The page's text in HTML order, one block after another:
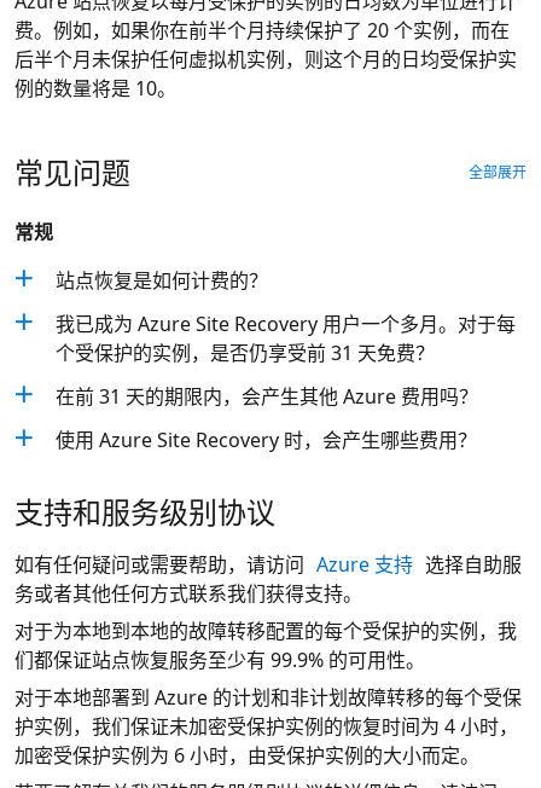
费。例如，如果你在前半个月持续保护了 20 个实例，而在
后半个月未保护任何虚拟机实例，则这个月的日均受保护实
例的数量将是 10。
常见问题 全部展开
常规
站点恢复是如何计费的？
我已成为 Azure Site Recovery 用户一个多月。对于每
个受保护的实例，是否仍享受前 31 天免费？
在前 31 天的期限内，会产生其他 Azure 费用吗？
使用 Azure Site Recovery 时，会产生哪些费用？
支持和服务级别协议
如有任何疑问或需要帮助，请访问 Azure 支持 选择自助服
务或者其他任何方式联系我们获得支持。
对于为本地到本地的故障转移配置的每个受保护的实例，我
们都保证站点恢复服务至少有 99.9% 的可用性。
对于本地部署到 Azure 的计划和非计划故障转移的每个受保
护实例，我们保证未加密受保护实例的恢复时间为 4 小时，
加密受保护实例为 6 小时，由受保护实例的大小而定。